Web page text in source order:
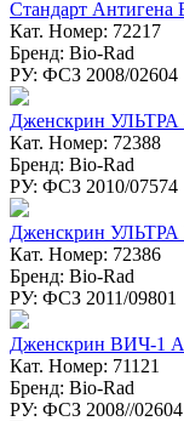
Стандарт Антигена
Кат. Номер: 72217
Бренд: Bio-Rad
РУ: ФСЗ 2008/02604
Дженскрин УЛЬТРА
Кат. Номер: 72388
Бренд: Bio-Rad
РУ: ФСЗ 2010/07574
Дженскрин
Кат. Номер: 72386
Бренд: Bio-Rad
РУ: ФСЗ 2011/09801
Дженскрин ВИЧ-1
Кат. Номер: 71121
Бренд: Bio-Rad
РУ: ФСЗ 2008//02604